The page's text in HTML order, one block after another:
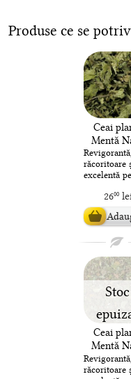
Produse ce se
Ceai
Mentă
răcoritoare
excelentă
este o
nelipsită din
cămara cu
2600
coș
Stoc
Ceai
Mentă
răcoritoare